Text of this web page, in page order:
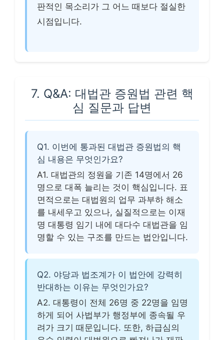
판적인 목소리가 그 어느 때보다 절실한
시점입니다.
7. Q&A: 대법관 증원법 관련 핵
심 질문과 답변
Q1. 이번에 통과된 대법관 증원법의 핵
심 내용은 무엇인가요?
A1. 대법관의 정원을 기존 14명에서 26
명으로 대폭 늘리는 것이 핵심입니다. 표
면적으로는 대법원의 업무 과부하 해소
를 내세우고 있으나, 실질적으로는 이재
명 대통령 임기 내에 대다수 대법관을 임
명할 수 있는 구조를 만드는 법안입니다.
Q2. 야당과 법조계가 이 법안에 강력히
반대하는 이유는 무엇인가요?
A2. 대통령이 전체 26명 중 22명을 임명
하게 되어 사법부가 행정부에 종속될 우
려가 크기 때문입니다. 또한, 하급심의